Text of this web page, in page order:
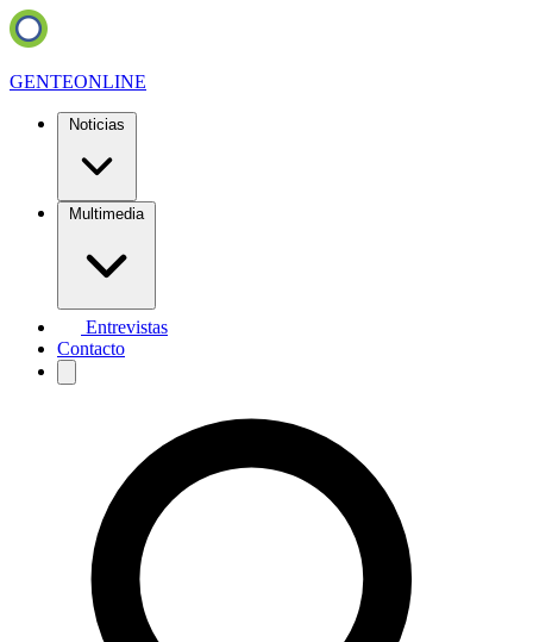
GENTEONLINE
Noticias
Multimedia
Entrevistas
Contacto